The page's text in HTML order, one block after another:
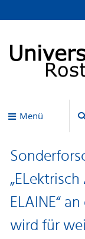
Menü
ELAINE“
wird für